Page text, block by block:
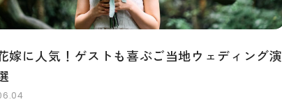
嫁に人気！ゲストも喜ぶご当地ウェディング演